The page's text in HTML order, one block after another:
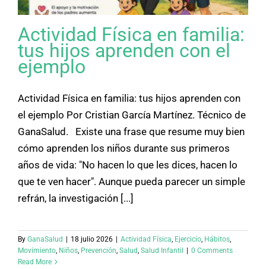
Actividad Física en familia:
tus hijos aprenden con el
ejemplo
Actividad Física en familia: tus hijos aprenden con
el ejemplo Por Cristian García Martínez. Técnico de
GanaSalud. Existe una frase que resume muy bien
cómo aprenden los niños durante sus primeros
años de vida: "No hacen lo que les dices, hacen lo
que te ven hacer". Aunque pueda parecer un simple
refrán, la investigación [...]
By GanaSalud 18 julio 2026 Actividad Física, Ejercicio, Hábitos,
Movimiento, Niños, Prevención, Salud, Salud Infantil
0 Comments
Read More